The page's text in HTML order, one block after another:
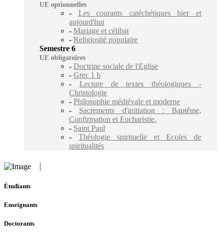
UE optionnelles
- Les courants catéchétiques hier et
aujourd'hui
- Mariage et célibat
- Religiosité populaire
Semestre 6
UE obligatoires
- Doctrine sociale de l'Eglise
- Grec 1 b
- Lecture de textes théologiques -
Christologie
- Philosophie médiévale et moderne
- Sacrements d'initiation : Baptême,
Confirmation et Eucharistie.
- Saint Paul
- Théologie spirituelle et Ecoles de
spiritualités
Étudiants
Enseignants
Doctorants